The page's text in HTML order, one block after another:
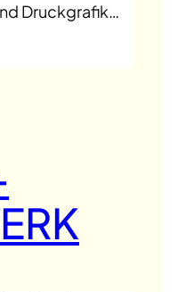
Druckgrafik…